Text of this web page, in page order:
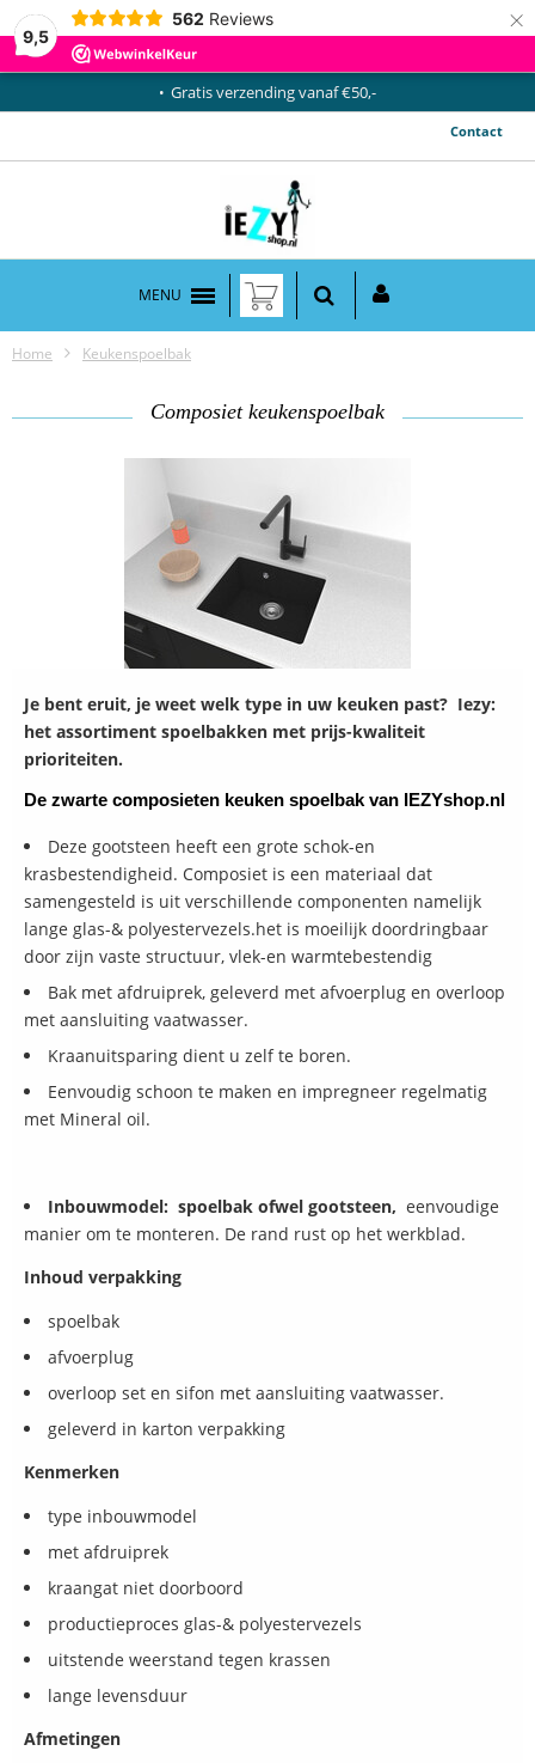
9,5
562 Reviews ×
Gratis verzending vanaf €50,-
Contact
MENU
Home Keukenspoelbak
Composiet keukenspoelbak
Je bent eruit, je weet welk type in uw keuken past? Iezy:
het assortiment spoelbakken met prijs-kwaliteit
prioriteiten.
De zwarte composieten keuken spoelbak van IEZYshop.nl
Deze gootsteen heeft een grote schok-en
krasbestendigheid. Composiet is een materiaal dat
samengesteld is uit verschillende componenten namelijk
lange glas-& polyestervezels.het is moeilijk doordringbaar
door zijn vaste structuur, vlek-en warmtebestendig
Bak met afdruiprek, geleverd met afvoerplug en overloop
met aansluiting vaatwasser.
Kraanuitsparing dient u zelf te boren.
Eenvoudig schoon te maken en impregneer regelmatig
met Mineral oil.
Inbouwmodel: spoelbak ofwel gootsteen, eenvoudige
manier om te monteren. De rand rust op het werkblad.
Inhoud verpakking
spoelbak
afvoerplug
overloop set en sifon met aansluiting vaatwasser.
geleverd in karton verpakking
Kenmerken
type inbouwmodel
met afdruiprek
kraangat niet doorboord
productieproces glas-& polyestervezels
uitstende weerstand tegen krassen
lange levensduur
Afmetingen